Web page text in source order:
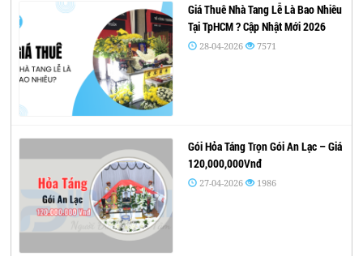
Giá Thuê Nhà Tang Lễ Là Bao Nhiêu
Tại TpHCM ? Cập Nhật Mới 2026
28-04-2026 7571
Gói Hỏa Táng Trọn Gói An Lạc – Giá
120,000,000Vnđ
27-04-2026 1986